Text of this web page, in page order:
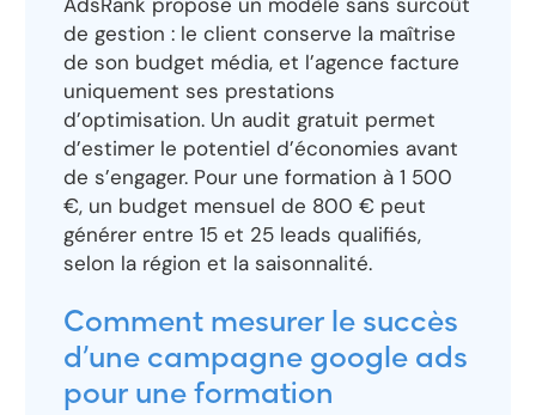
de gestion : le client conserve la maîtrise
de son budget média, et l’agence facture
uniquement ses prestations
d’optimisation. Un audit gratuit permet
d’estimer le potentiel d’économies avant
de s’engager. Pour une formation à 1 500
€, un budget mensuel de 800 € peut
générer entre 15 et 25 leads qualifiés,
selon la région et la saisonnalité.
Comment mesurer le succès
d’une campagne google ads
pour une formation